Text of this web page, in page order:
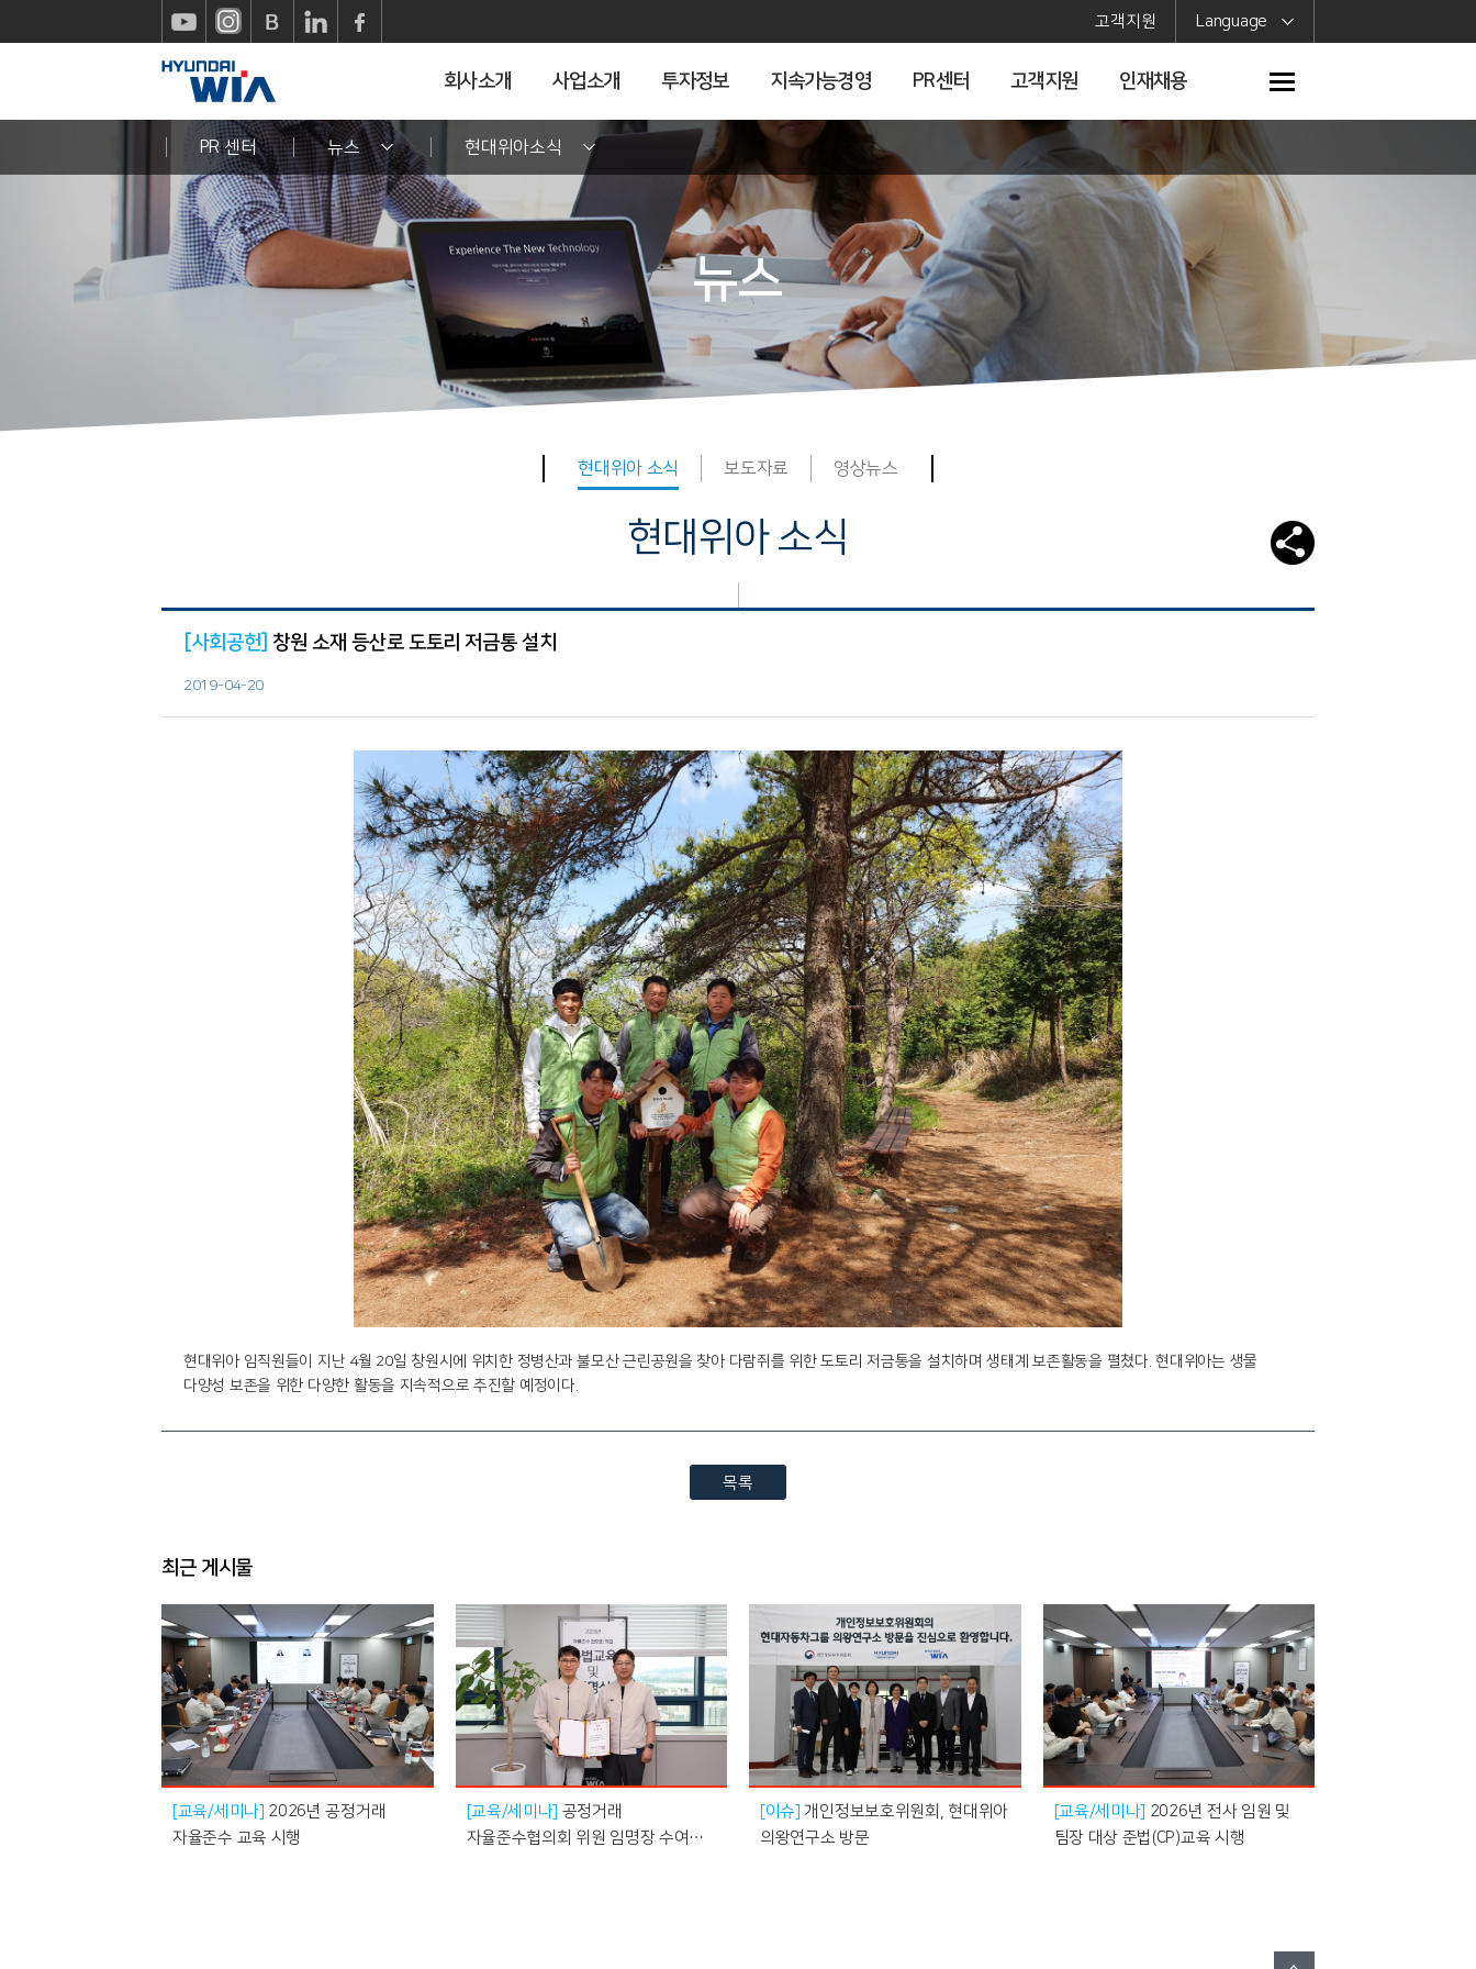
고객지원 Language
회사소개 사업소개 투자정보 지속가능경영 PR센터 고객지원 인재채용
뉴스
PR 센터 뉴스 현대위아소식
현대위아 소식 보도자료 영상뉴스
현대위아 소식
[사회공헌] 창원 소재 등산로 도토리 저금통 설치
2019-04-20
현대위아 임직원들이 지난 4월 20일 창원시에 위치한 정병산과 불모산 근린공원을 찾아 다람쥐를 위한 도토리 저금통을 설치하며 생태계 보존활동을 펼쳤다. 현대위아는 생물
다양성 보존을 위한 다양한 활동을 지속적으로 추진할 예정이다.
목록
최근 게시물
[교육/세미나] 2026년 공정거래
자율준수 교육 시행
[교육/세미나] 공정거래
자율준수협의회 위원 임명장 수여식
[이슈] 개인정보보호위원회, 현대위아
의왕연구소 방문
[교육/세미나] 2026년 전사 임원 및
팀장 대상 준법(CP)교육 시행